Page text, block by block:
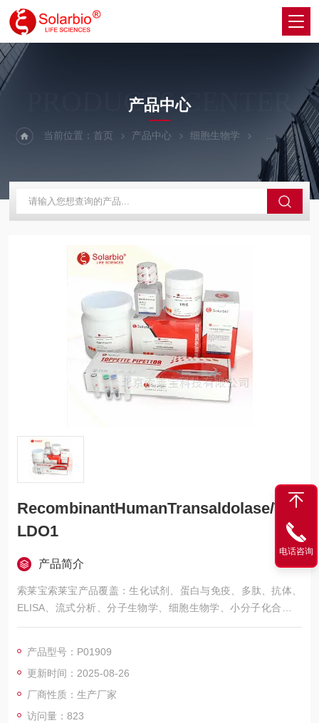
PRODUCTS CENTER
产品中心
当前位置：首页 产品中心 细胞生物学 细胞生长因子
RecombinantHumanTransaldolase/TA
LDO1
产品简介
索莱宝索莱宝产品覆盖：生化试剂、蛋白与免疫、多肽、抗体、
ELISA、流式分析、分子生物学、细胞生物学、小分子化合物、
生化试剂盒、染色试剂、分析标准品、微生物培养、层析介质、
Transaldolase/TALDO1
产品型号：P01909
更新时间：2025-08-26
厂商性质：生产厂家
访问量：823
电话咨询